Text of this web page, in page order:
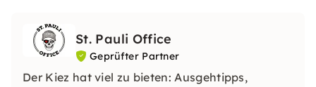
St. Pauli Office
Geprüfter Partner
Der Kiez hat viel zu bieten: Ausgehtipps,